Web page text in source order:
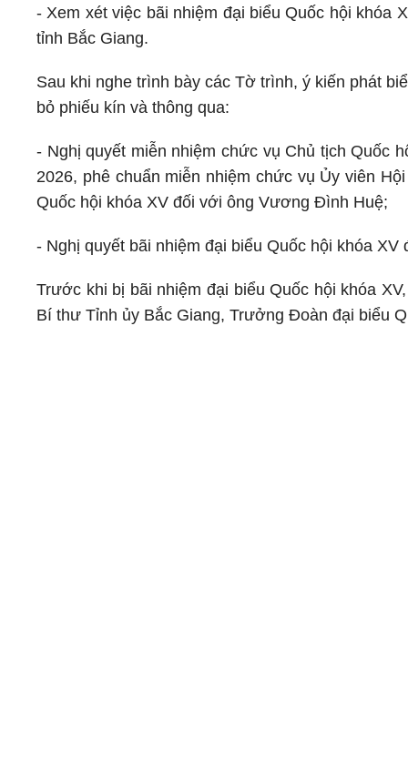
- Xem xét việc bãi nhiệm đại biểu Quốc hội khóa
tỉnh Bắc Giang.
Sau khi nghe trình bày các Tờ trình, ý kiến phát
bỏ phiếu kín và thông qua:
- Nghị quyết miễn nhiệm chức vụ Chủ tịch Quốc
2026, phê chuẩn miễn nhiệm chức vụ Ủy viên
Quốc hội khóa XV đối với ông Vương Đình Huệ;
- Nghị quyết bãi nhiệm đại biểu Quốc hội khóa
Trước khi bị bãi nhiệm đại biểu Quốc hội khóa
Bí thư Tỉnh ủy Bắc Giang, Trưởng Đoàn đại biểu